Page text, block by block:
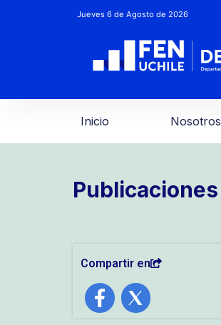
Jueves 6 de Agosto de 2026
Inicio Nosotros
Publicaciones
Compartir en